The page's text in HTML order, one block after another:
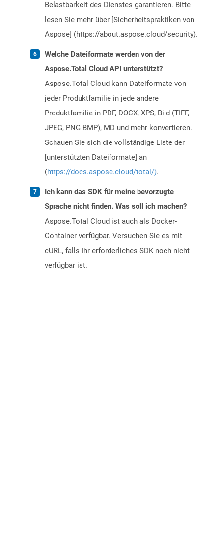
Belastbarkeit des Dienstes garantieren. Bitte
lesen Sie mehr über [Sicherheitspraktiken von
Aspose] (https://about.aspose.cloud/security).
Welche Dateiformate werden von der
Aspose.Total Cloud API unterstützt?
Aspose.Total Cloud kann Dateiformate von
jeder Produktfamilie in jede andere
Produktfamilie in PDF, DOCX, XPS, Bild (TIFF,
JPEG, PNG BMP), MD und mehr konvertieren.
Schauen Sie sich die vollständige Liste der
[unterstützten Dateiformate] an
(https://docs.aspose.cloud/total/).
Ich kann das SDK für meine bevorzugte
Sprache nicht finden. Was soll ich machen?
Aspose.Total Cloud ist auch als Docker-
Container verfügbar. Versuchen Sie es mit
cURL, falls Ihr erforderliches SDK noch nicht
verfügbar ist.